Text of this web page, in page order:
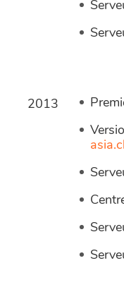
2013